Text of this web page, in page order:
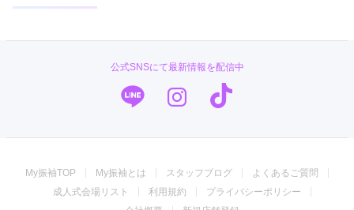
エレガント キュート クール
百合
橘 蝶 鶴 松竹梅 扇面 車
華籠
熨斗
宝尽 波 雪輪 雲取り 道長取り
矢絣
個性的振袖コーディネート特集
成人式レポート
振袖ブランド特集
ジョイフル恵利
公式SNSにて最新情報を配信中
My振袖TOP My振袖とは スタッフブログ
よくあるご質問
成人式会場リスト
利用規約
プライバシーポリシー